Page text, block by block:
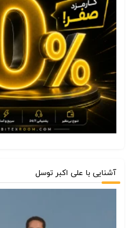
آشنایی با علی اکبر توسل